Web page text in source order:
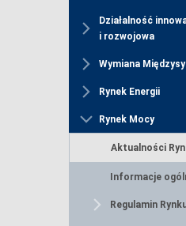
Działalność
i rozwojowa
Wymiana
Rynek Energii
Rynek Mocy
Aktualności
Informacje
Regulamin